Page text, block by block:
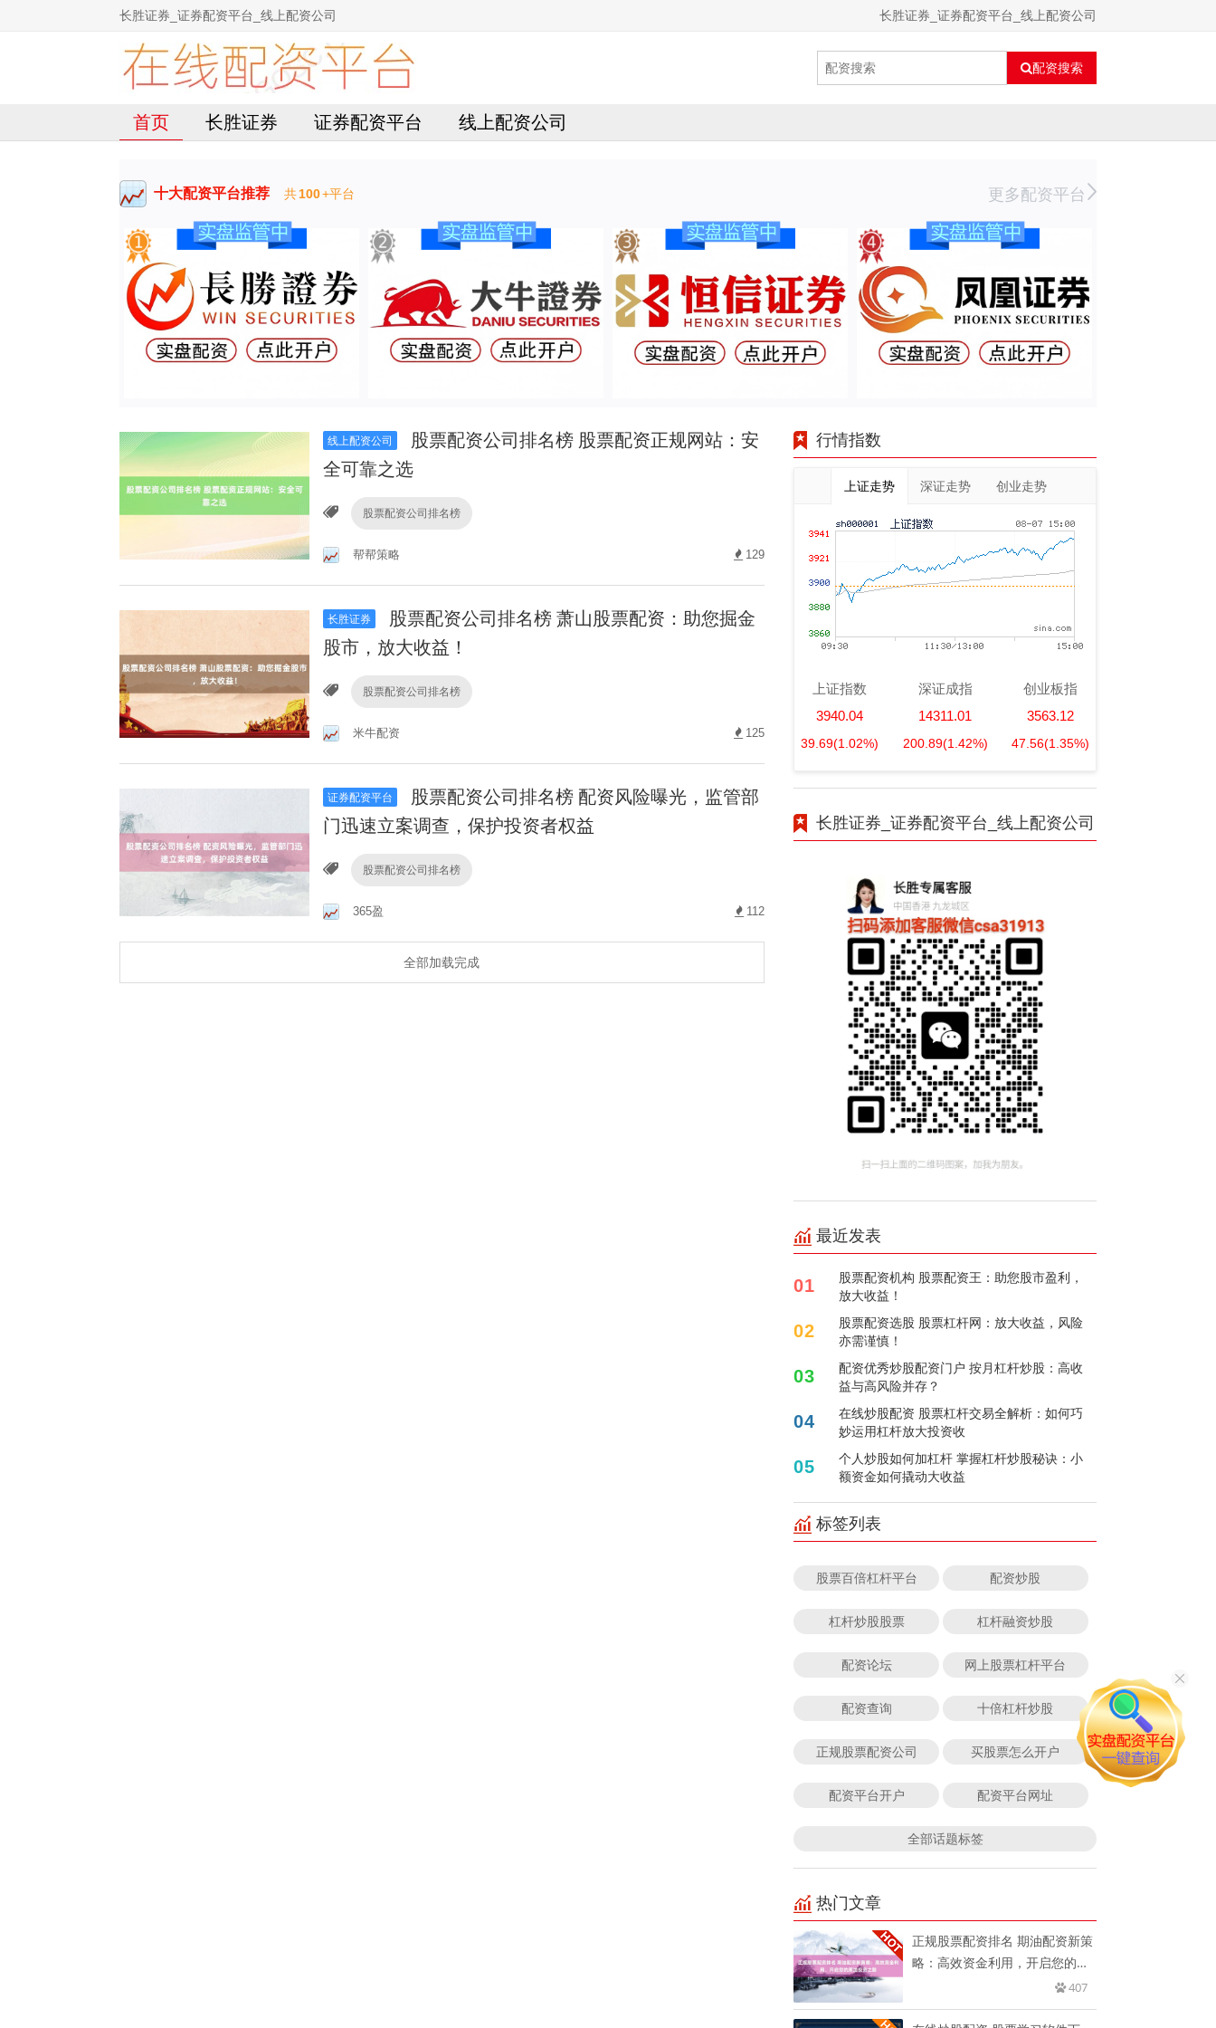
长胜证券_证券配资平台_线上配资公司 长胜证券_证券配资平台_线上配资公司
配资搜索
首页 长胜证券 证券配资平台 线上配资公司
十大配资平台推荐 共100+平台 更多配资平台
线上配资公司
股票配资公司排名榜 股票配资正规网站：安
全可靠之选
股票配资公司排名榜
帮帮策略 129
长胜证券
股票配资公司排名榜 萧山股票配资：助您掘金
股市，放大收益！
股票配资公司排名榜
米牛配资 125
证券配资平台
股票配资公司排名榜 配资风险曝光，监管部
门迅速立案调查，保护投资者权益
股票配资公司排名榜
365盈 112
全部加载完成
行情指数
上证走势 深证走势 创业走势
上证指数
3940.04
39.69(1.02%)
深证成指
14311.01
200.89(1.42%)
创业板指
3563.12
47.56(1.35%)
长胜证券_证券配资平台_线上配资公司
最近发表
01
股票配资机构 股票配资王：助您股市盈利，
放大收益！
02
股票配资选股 股票杠杆网：放大收益，风险
亦需谨慎！
03
配资优秀炒股配资门户 按月杠杆炒股：高收
益与高风险并存？
04
在线炒股配资 股票杠杆交易全解析：如何巧
妙运用杠杆放大投资收
05
个人炒股如何加杠杆 掌握杠杆炒股秘诀：小
额资金如何撬动大收益
标签列表
股票百倍杠杆平台 配资炒股
杠杆炒股股票 杠杆融资炒股
配资论坛 网上股票杠杆平台
配资查询 十倍杠杆炒股
正规股票配资公司 买股票怎么开户
配资平台开户 配资平台网址
全部话题标签
热门文章
正规股票配资排名 期油配资新策
略：高效资金利用，开启您的原
407